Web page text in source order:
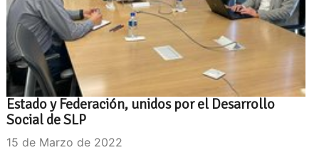
Estado y Federación, unidos por el Desarrollo
Social de SLP
15 de Marzo de 2022